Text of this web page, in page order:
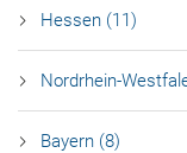
Hessen (11)
Nordrhein-
Bayern (8)